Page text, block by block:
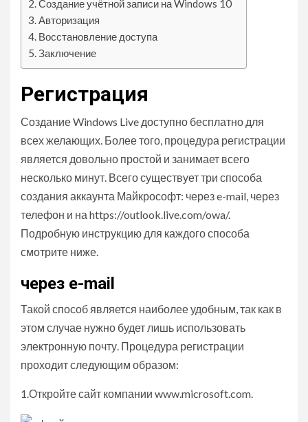
Создание учётной записи на Windows 10
Авторизация
Восстановление доступа
Заключение
Регистрация
Создание Windows Live доступно бесплатно для
всех желающих. Более того, процедура регистрации
является довольно простой и занимает всего
несколько минут. Всего существует три способа
создания аккаунта Майкрософт: через e-mail, через
телефон и на https://outlook.live.com/owa/.
Подробную инструкцию для каждого способа
смотрите ниже.
через e-mail
Такой способ является наиболее удобным, так как в
этом случае нужно будет лишь использовать
электронную почту. Процедура регистрации
проходит следующим образом:
1.Откройте сайт компании www.microsoft.com.